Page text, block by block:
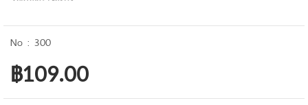
฿109.00
300